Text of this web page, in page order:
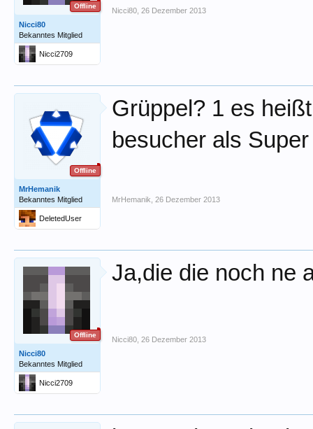
Offline
Nicci80
Bekanntes Mitglied
Nicci2709
Nicci80 26 Dezember 2013
Offline
MrHemanik
Bekanntes Mitglied
DeletedUser
Grüppel? 1 es
besucher als
MrHemanik 26 Dezember 2013
Offline
Nicci80
Bekanntes Mitglied
Nicci2709
Ja,die die noch ne
Nicci80 26 Dezember 2013